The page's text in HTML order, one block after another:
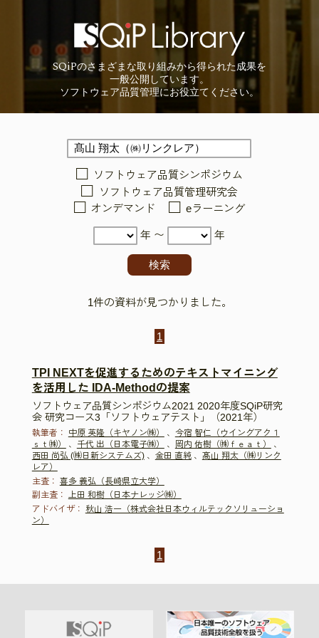
SQiPのさまざまな取り組みから得られた成果を
一般公開しています。
ソフトウェア品質管理にお役立てください。
ソフトウェア品質シンポジウム
ソフトウェア品質管理研究会
オンデマンド
eラーニング
年 〜 年
1件の資料が見つかりました。
1
TPI NEXTを促進するためのテキストマイニング
を活用した IDA-Methodの提案
ソフトウェア品質シンポジウム2021 2020年度SQiP研究
会 研究コース3「ソフトウェアテスト」（2021年）
執筆者： 中原 英隆（キヤノン㈱） 、 今宿 智仁（ウイングアク１
ｓｔ㈱）
、 千代 出（日本電子㈱） 、 岡内 佑樹（㈱ｆｅａｔ）
、
西田 尚弘 (㈱日新システムズ)、 金田 直純、 髙山 翔太（㈱リンク
レア）
主査： 喜多 義弘（長崎県立大学）
副主査： 上田 和樹（日本ナレッジ㈱）
アドバイザ： 秋山 浩一（株式会社日本ウィルテックソリューショ
ン）
1